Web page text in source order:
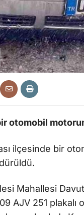
otomobil
ilçesinde bir
Mahallesi
AJV 251